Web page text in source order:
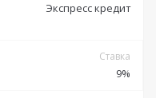
Экспресс кредит
Ставка
9%